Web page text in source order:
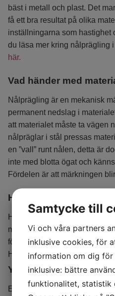
bäst i metall och plast. Det
få ett bra resultat på olika
inställningarna som hastighet
du läsa mer kring nålprägling
här.
Vad händer med
Nålprägling är en mekanisk
permanent nedslag i
att materialet måste ta vägen
nålpräglar i stål pressas
en ”vall” runt nålen, detta är
inte med blotta ögat och
Fördelen är att märkningen
Hur hårda material kan
Hur hårda material man kan
man har på sin utrustning.
förmåga att märka i stål med
HRC.
Ytbehandling efter
En vanlig fundering är om det
Samtycke till
Vi och våra partners
inklusive cookies, för
information om dig för
inklusive: bättre
funktionalitet, statistik